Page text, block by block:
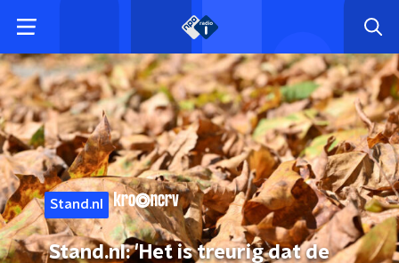
Stand.nl
Stand.nl: 'Het is treurig dat de